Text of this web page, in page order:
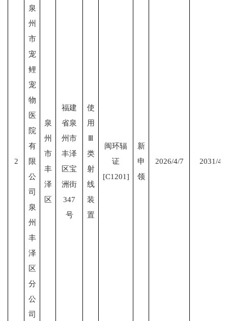
2
泉
州
市
宠
鲤
宠
物
医
院
有
限
公
司
泉
州
丰
泽
区
分
公
司
泉
州
市
丰
泽
区
福建
省泉
州市
丰泽
区宝
洲街
347
号
使
用
Ⅲ
类
射
线
装
置
闽环辐
证
[C1201]
新
申
领
2026/4/7 2031/4/6